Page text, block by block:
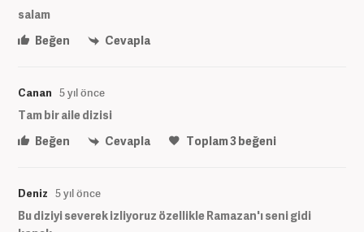
salam
Beğen
Cevapla
Canan 5 yıl önce
Tam bir aile dizisi
Beğen
Cevapla Toplam3beğeni
Deniz 5 yıl önce
Bu diziyi severek izliyoruz özellikle Ramazan'ı seni gidi